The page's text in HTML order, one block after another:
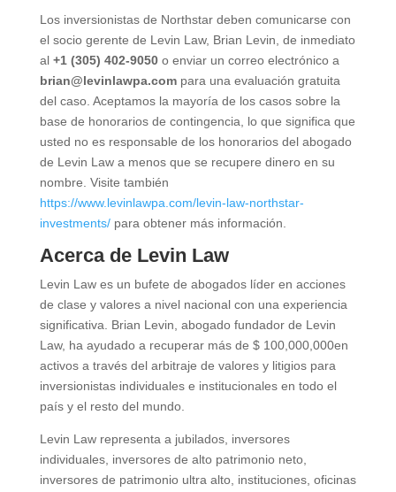
Los inversionistas de Northstar deben comunicarse con
el socio gerente de Levin Law, Brian Levin, de inmediato
al +1 (305) 402-9050 o enviar un correo electrónico a
brian@levinlawpa.compara una evaluación gratuita
del caso. Aceptamos la mayoría de los casos sobre la
base de honorarios de contingencia, lo que significa que
usted no es responsable de los honorarios del abogado
de Levin Law a menos que se recupere dinero en su
nombre. Visite también
https://www.levinlawpa.com/levin-law-northstar-
investments/ para obtener más información.
Acerca de Levin Law
Levin Law es un bufete de abogados líder en acciones
de clase y valores a nivel nacional con una experiencia
significativa. Brian Levin, abogado fundador de Levin
Law, ha ayudado a recuperar más de $ 100,000,000en
activos a través del arbitraje de valores y litigios para
inversionistas individuales e institucionales en todo el
país y el resto del mundo.
Levin Law representa a jubilados, inversores
individuales, inversores de alto patrimonio neto,
inversores de patrimonio ultra alto, instituciones, oficinas